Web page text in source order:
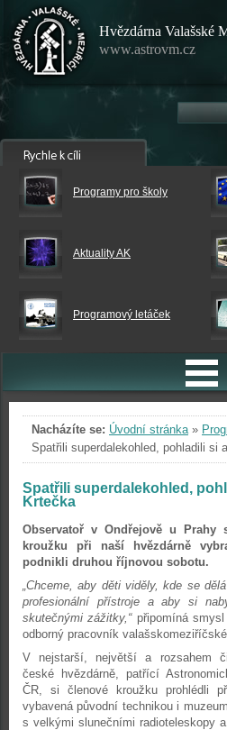
Hvězdárna Valašské
www.astrovm.cz
Programy pro školy
Aktuality AK
Programový letáček
Nacházíte se: Úvodní stránka»
Spatřili superdalekohled, pohladili si
Spatřili superdalekohled,
Krtečka
Observatoř v Ondřejově u Prahy
kroužku při naší hvězdárně
podnikli druhou říjnovou sobotu.
„Chceme, aby děti viděly, kde se
profesionální přístroje a aby si
skutečnými zážitky,“připomíná smysl
odborný pracovník
V nejstarší, největší a rozsahem
české hvězdárně, patřící
ČR, si členové kroužku prohlédli
vybavená původní technikou i
s velkými slunečními radioteleskopy